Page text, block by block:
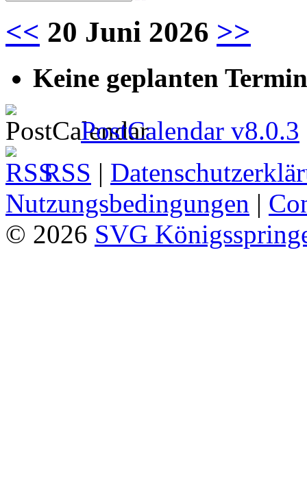
<< 20 Juni 2026 >>
Keine geplanten
PostCalendar v8.0.3
RSS |
Nutzungsbedingungen |
© 2026 SVG